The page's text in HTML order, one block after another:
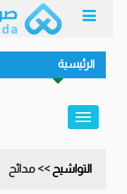
الرئيسية
التواشيح >> مدائح